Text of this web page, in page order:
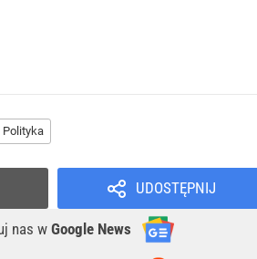
Polityka
UDOSTĘPNIJ
nas w Google News